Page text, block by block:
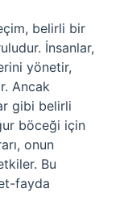
belirli bir
İnsanlar,
yönetir,
Ancak
gibi belirli
böceği için
onun
Bu
fayda